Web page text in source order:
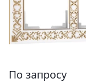
По запросу